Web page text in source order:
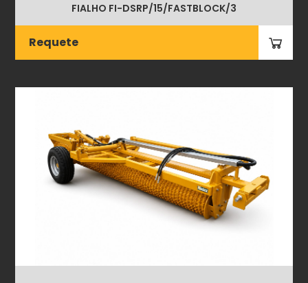
FIALHO FI-DSRP/15/FASTBLOCK/3
Requete